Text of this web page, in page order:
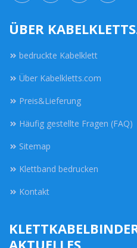
ÜBER
bedruckte Kabelklett
Über Kabelkletts.com
Preis&Lieferung
Häufig gestellte Fragen (FAQ)
Sitemap
Klettband bedrucken
Kontakt